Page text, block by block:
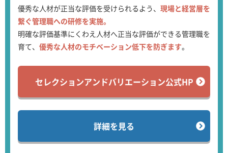
優秀な人材が正当な評価を受けられるよう、 現場と経営層を
繋ぐ管理職への研修を実施。
明確な評価基準にくわえ人材へ正当な評価ができる管理職を
育て、 優秀な人材のモチベーション低下を防ぎます。
セレクションアンドバリエーション公式HP
詳細を見る